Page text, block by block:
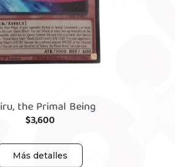
the Primal Being
$3,600
Más detalles